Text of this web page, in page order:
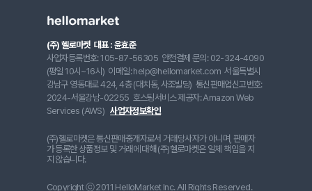
(주) 헬로마켓 대표 : 윤효준
사업자등록번호: 105-87-56305 안전결제 문의: 02-324-4090
(평일 10시~16시) 이메일: help@hellomarket.com 서울특별시
강남구 영동대로 424, 4층 (대치동, 사조빌딩) 통신판매업신고번호:
2024-서울강남-02255 호스팅서비스 제공자: Amazon Web
Services (AWS) 사업자정보확인
(주)헬로마켓은 통신판매중개자로서 거래당사자가 아니며, 판매자
가 등록한 상품정보 및 거래에 대해 (주)헬로마켓은 일체 책임을 지
지 않습니다.
Copyright ⓒ 2011 HelloMarket Inc. All Rights Reserved.